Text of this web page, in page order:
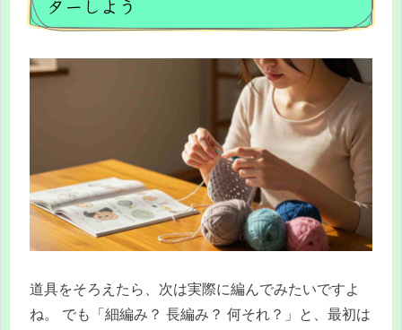
ターしよう
道具をそろえたら、次は実際に編んでみたいですよ
ね。 でも「細編み？ 長編み？ 何それ？」と、最初は